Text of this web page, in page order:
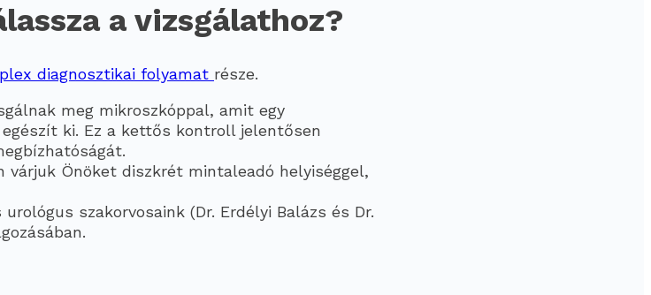
a vizsgálathoz?
diagnosztikai folyamat része.
meg mikroszkóppal, amit egy
egészít ki. Ez a kettős kontroll jelentősen
várjuk Önöket diszkrét mintaleadó helyiséggel,
szakorvosaink (Dr. Erdélyi Balázs és Dr.